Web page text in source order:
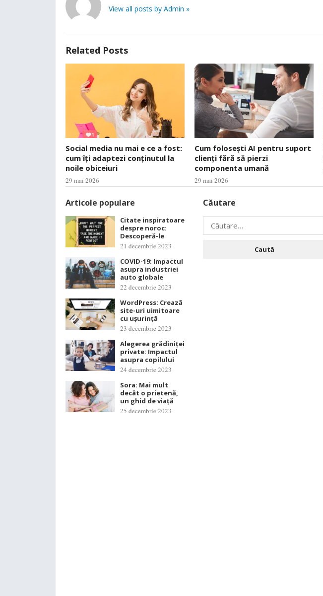
View all posts by Admin »
Related Posts
Social media nu mai e ce a fost:
cum îți adaptezi conținutul la
noile obiceiuri
29 mai 2026
Cum folosești AI pentru suport
clienți fără să pierzi
componenta umană
29 mai 2026
Articole populare
Citate inspiratoare
despre noroc:
Descoperă-le
21 decembrie 2023
COVID-19: Impactul
asupra industriei
auto globale
22 decembrie 2023
WordPress: Crează
site-uri uimitoare
cu ușurință
23 decembrie 2023
Alegerea grădiniței
private: Impactul
asupra copilului
24 decembrie 2023
Sora: Mai mult
decât o prietenă,
un ghid de viață
25 decembrie 2023
Căutare
Caută
după: